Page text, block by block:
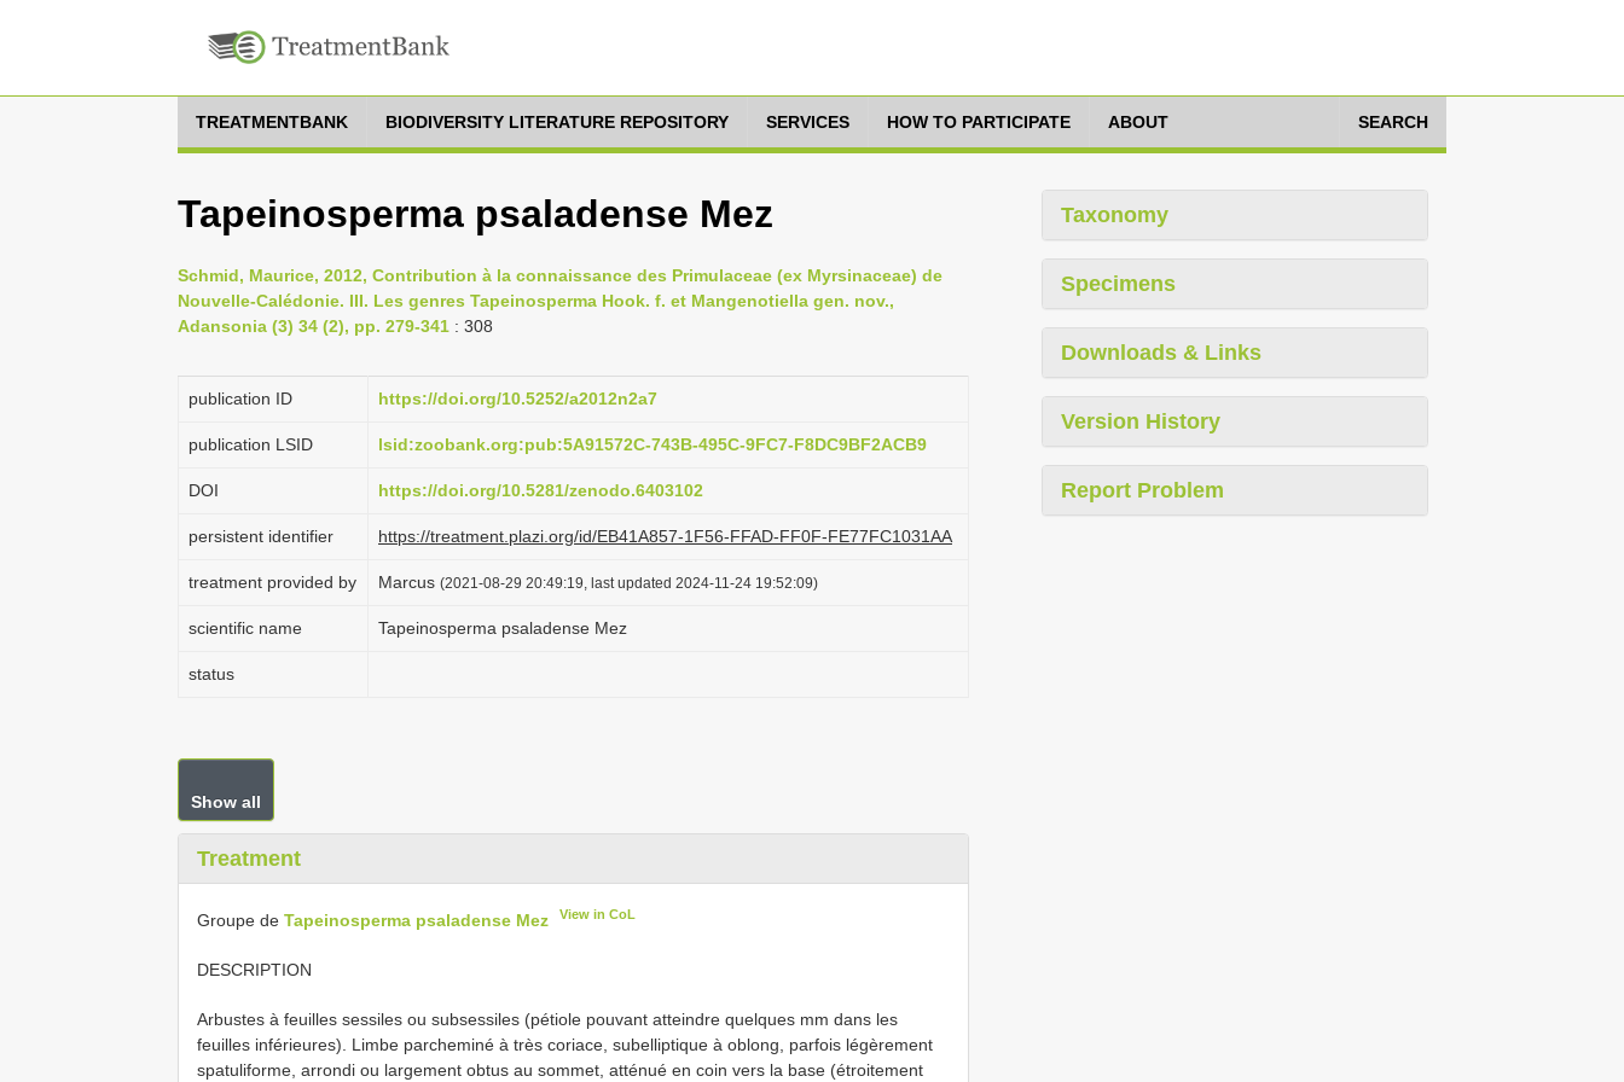
TREATMENTBANK BIODIVERSITY LITERATURE REPOSITORY SERVICES HOW TO PARTICIPATE ABOUT SEARCH
Tapeinosperma psaladense Mez
Schmid, Maurice, 2012, Contribution à la connaissance des Primulaceae (ex Myrsinaceae) de
Nouvelle-Calédonie. III. Les genres Tapeinosperma Hook. f. et Mangenotiella gen. nov.,
Adansonia (3) 34 (2), pp. 279-341 : 308
publication ID https://doi.org/10.5252/a2012n2a7
publication LSID lsid:zoobank.org:pub:5A91572C-743B-495C-9FC7-F8DC9BF2ACB9
DOI https://doi.org/10.5281/zenodo.6403102
persistent identifier https://treatment.plazi.org/id/EB41A857-1F56-FFAD-FF0F-FE77FC1031AA
treatment provided by Marcus (2021-08-29 20:49:19, last updated 2024-11-24 19:52:09)
scientific name Tapeinosperma psaladense Mez
status
Show all
Treatment
Groupe de Tapeinosperma psaladense Mez View in CoL
DESCRIPTION
Arbustes à feuilles sessiles ou subsessiles (pétiole pouvant atteindre quelques mm dans les
feuilles inférieures). Limbe parcheminé à très coriace, subelliptique à oblong, parfois légèrement
spatuliforme, arrondi ou largement obtus au sommet, atténué en coin vers la base (étroitement
Taxonomy
Specimens
Downloads & Links
Version History
Report Problem